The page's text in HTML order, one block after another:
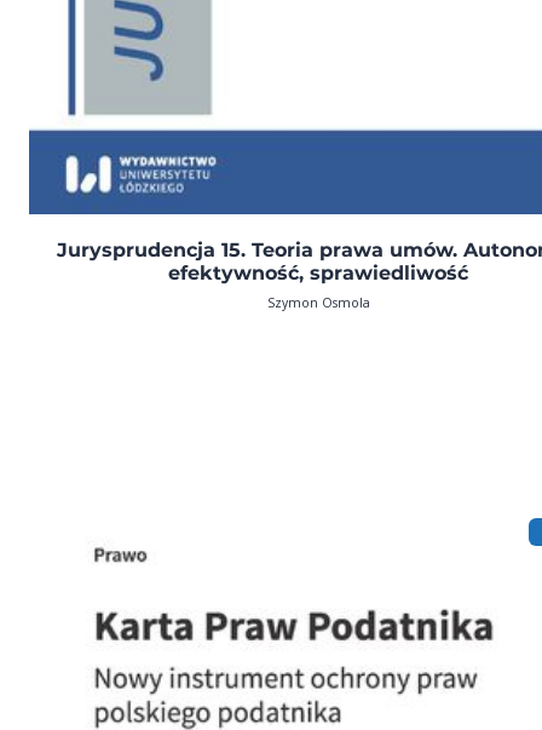
Jurysprudencja 15. Teoria prawa umów.
efektywność, sprawiedliwość
Szymon Osmola